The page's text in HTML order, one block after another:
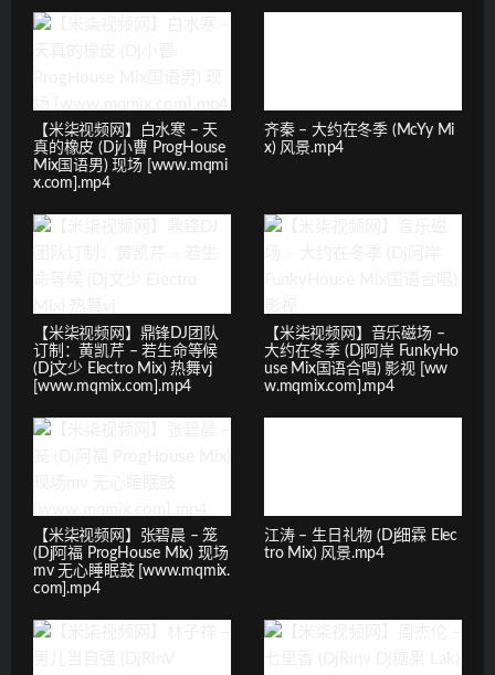
【米柒视频网】白水寒 – 天
真的橡皮 (Dj小曹 ProgHouse
Mix国语男) 现场 [www.mqmi
x.com].mp4
齐秦 – 大约在冬季 (McYy Mi
x) 风景.mp4
【米柒视频网】鼎锋DJ团队
订制：黄凯芹 – 若生命等候
(Dj文少 Electro Mix) 热舞vj
[www.mqmix.com].mp4
【米柒视频网】音乐磁场 –
大约在冬季 (Dj阿岸 FunkyHo
use Mix国语合唱) 影视 [ww
w.mqmix.com].mp4
【米柒视频网】张碧晨 – 笼
(Dj阿福 ProgHouse Mix) 现场
mv 无心睡眠鼓 [www.mqmix.
com].mp4
江涛 – 生日礼物 (Dj细霖 Elec
tro Mix) 风景.mp4